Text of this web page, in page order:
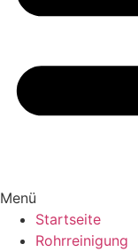
Menü
Startseite
Rohrreinigung